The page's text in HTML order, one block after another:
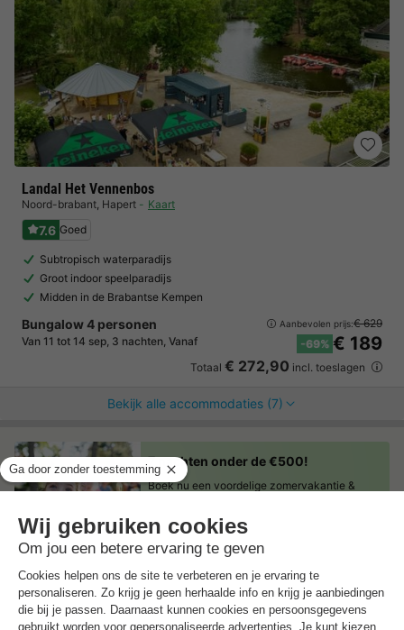
Landal Het Vennenbos
Noord-brabant, Hapert Kaart
7.6 Goed
Subtropisch waterparadijs
Groot indoor speelparadijs
Midden in de Brabantse Kempen
Bungalow 4 personen
Van 11 tot 14 sep, 3 nachten, Vanaf
Aanbevolen prijs:€ 629
-69% € 189
Totaal € 272,90 incl. toeslagen
Bekijk alle accommodaties (7)
7 nachten onder de €500!
Boek nu een voordelige zomervakantie &